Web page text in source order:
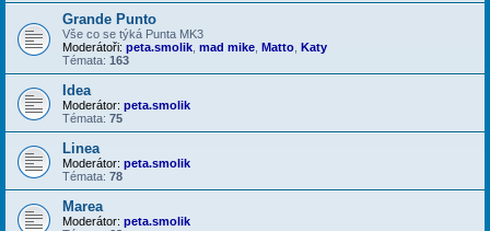
Grande Punto
Vše co se týká Punta MK3
Moderátoři: peta.smolik mad mike Matto Katy
Témata: 163
Idea
Moderátor: peta.smolik
Témata: 75
Linea
Moderátor: peta.smolik
Témata: 78
Marea
Moderátor: peta.smolik